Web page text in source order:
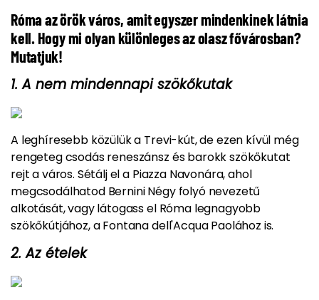
Róma az örök város, amit egyszer mindenkinek látnia
kell. Hogy mi olyan különleges az olasz fővárosban?
Mutatjuk!
1. A nem mindennapi szökőkutak
A leghíresebb közülük a Trevi-kút, de ezen kívül még
rengeteg csodás reneszánsz és barokk szökőkutat
rejt a város. Sétálj el a Piazza Navonára, ahol
megcsodálhatod Bernini Négy folyó nevezetű
alkotását, vagy látogass el Róma legnagyobb
szökőkútjához, a Fontana dell'Acqua Paolához is.
2. Az ételek